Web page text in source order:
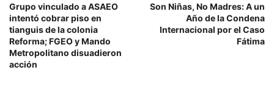
Grupo vinculado a ASAEO
intentó cobrar piso en
tianguis de la colonia
Reforma; FGEO y Mando
Metropolitano disuadieron
acción
Son Niñas, No Madres: A un
Año de la Condena
Internacional por el Caso
Fátima